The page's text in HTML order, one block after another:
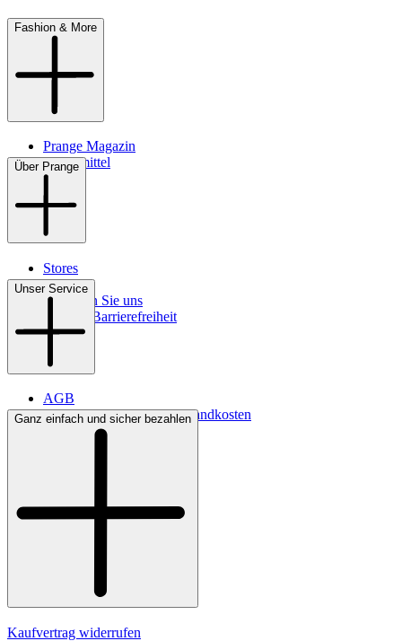
Fashion & More
Prange Magazin
Pflegemittel
Über Prange
Stores
Kontakt
So finden Sie uns
Digitale Barrierefreiheit
Unser Service
AGB
Lieferbedingungen & Versandkosten
Bezahlung
Ganz einfach und sicher bezahlen
Kaufvertrag widerrufen